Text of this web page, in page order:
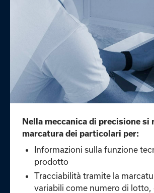
Nella meccanica di precisione si
marcatura dei particolari per:
Informazioni sulla funzione
prodotto
Tracciabilità tramite la
variabili come numero di lotto,